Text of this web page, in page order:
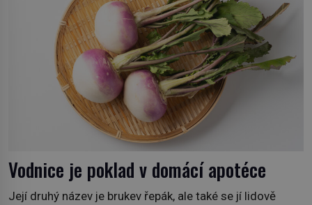
Vodnice je poklad v domácí apotéce
Její druhý název je brukev řepák, ale také se jí lidově